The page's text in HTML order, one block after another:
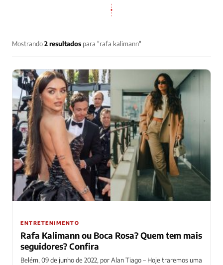
Mostrando2 resultados para "rafa kalimann"
ENTRETENIMENTO
Rafa Kalimann ou Boca Rosa? Quem tem mais
seguidores? Confira
Belém, 09 de junho de 2022, por Alan Tiago – Hoje traremos uma